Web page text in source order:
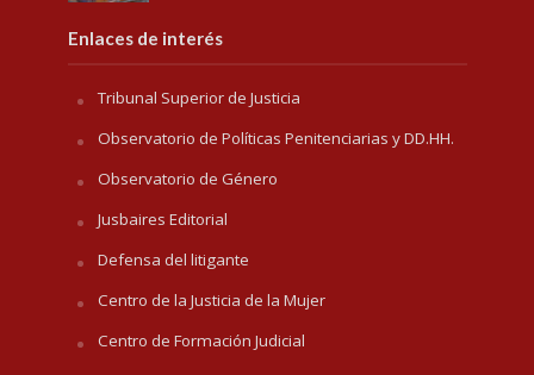
Enlaces de interés
Tribunal Superior de Justicia
Observatorio de Políticas Penitenciarias y DD.HH.
Observatorio de Género
Jusbaires Editorial
Defensa del litigante
Centro de la Justicia de la Mujer
Centro de Formación Judicial